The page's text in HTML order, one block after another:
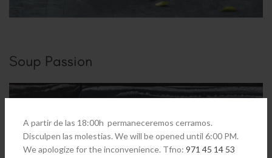
A partir de las 18:00h permaneceremos cerramos.
Disculpen las molestias. We will be opened until 6:00 PM.
We apologize for the inconvenience. Tfno: 971 45 14 53
Soup Passion